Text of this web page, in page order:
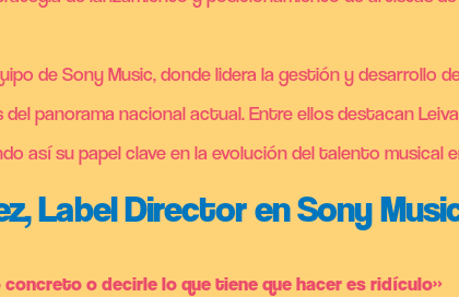
de Sony Music, donde lidera la gestión y desarrollo
panorama nacional actual. Entre ellos destacan
así su papel clave en la evolución del talento musical
Label Director en Sony
o decirle lo que tiene que hacer es ridículo»